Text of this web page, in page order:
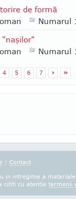
de formă
Numarul
"naşilor"
Numarul
4 5 6 7 › »
| Contact
in intregime a
cititi cu atentie termenii